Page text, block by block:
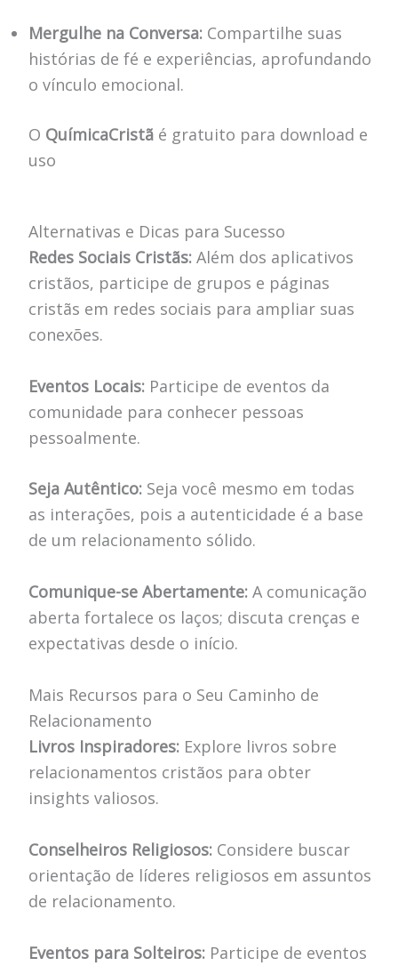
Mergulhe na Conversa:Compartilhe suas
histórias de fé e experiências, aprofundando
o vínculo emocional.
O QuímicaCristãé gratuito para download e
uso
Alternativas e Dicas para Sucesso
Redes Sociais Cristãs:Além dos aplicativos
cristãos, participe de grupos e páginas
cristãs em redes sociais para ampliar suas
conexões.
Eventos Locais:Participe de eventos da
comunidade para conhecer pessoas
pessoalmente.
Seja Autêntico: Seja você mesmo em todas
as interações, pois a autenticidade é a base
de um relacionamento sólido.
Comunique-se Abertamente:A comunicação
aberta fortalece os laços; discuta crenças e
expectativas desde o início.
Mais Recursos para o Seu Caminho de
Relacionamento
Livros Inspiradores:Explore livros sobre
relacionamentos cristãos para obter
insights valiosos.
Conselheiros Religiosos:Considere buscar
orientação de líderes religiosos em assuntos
de relacionamento.
Eventos para Solteiros:Participe de eventos